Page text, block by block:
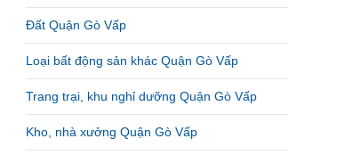
Đất Quận Gò Vấp
Loại bất động sản khác Quận Gò Vấp
Trang trại, khu nghỉ dưỡng Quận Gò Vấp
Kho, nhà xưởng Quận Gò Vấp